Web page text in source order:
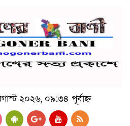
২০২৬, ০৯:৩৪ পূর্বাহ্ন